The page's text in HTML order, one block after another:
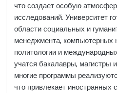
что создает особую
исследований. Университет
области социальных и
менеджмента, компьютерных
политологии и
учатся бакалавры, магистры
многие программы
что привлекает